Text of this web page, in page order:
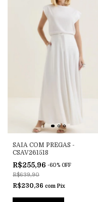
SAIA COM PREGAS -
CSAV261518
R$255,96 -60% OFF
R$639,90
R$230,36 com Pix